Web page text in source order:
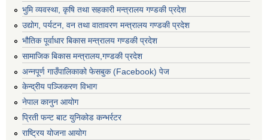
भुमि व्यवस्था, कृषि तथा सहकारी मन्त्रालय गण्डकी प्रदेश
उद्योग, पर्यटन, वन तथा वातावरण मन्त्रालय गण्डकी प्रदेश
भौतिक पूर्वाधार बिकास मन्त्रालय गण्डकी प्रदेश
सामाजिक बिकास मन्त्रालय,गण्डकी प्रदेश
अन्नपूर्ण गाउँपालिकाको फेसबुक (Facebook) पेज
केन्द्रीय पञ्जिकरण विभाग
नेपाल कानुन आयोग
प्रिती फन्ट बाट युनिकोड कन्भर्रटर
राष्ट्रिय योजना आयोग